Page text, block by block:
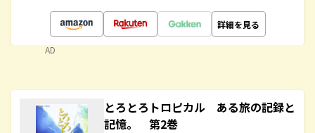
詳細を見る
AD
とろとろトロピカル ある旅の記録と
記憶。 第2巻